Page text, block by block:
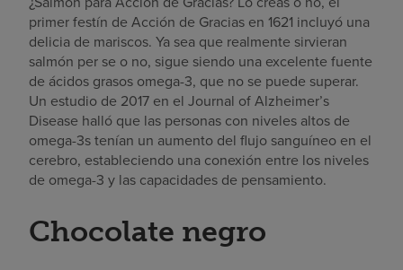
primer festín de Acción de Gracias en 1621 incluyó una
delicia de mariscos. Ya sea que realmente sirvieran
salmón per se o no, sigue siendo una excelente fuente
de ácidos grasos omega-3, que no se puede superar.
Un estudio de 2017 en el Journal of Alzheimer’s
Disease halló que las personas con niveles altos de
omega-3s tenían un aumento del flujo sanguíneo en el
cerebro, estableciendo una conexión entre los niveles
de omega-3 y las capacidades de pensamiento.
Chocolate negro